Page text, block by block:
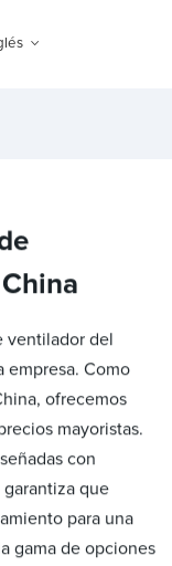
ventilador del
empresa. Como
ofrecemos
mayoristas.
con
que
para una
gama de opciones